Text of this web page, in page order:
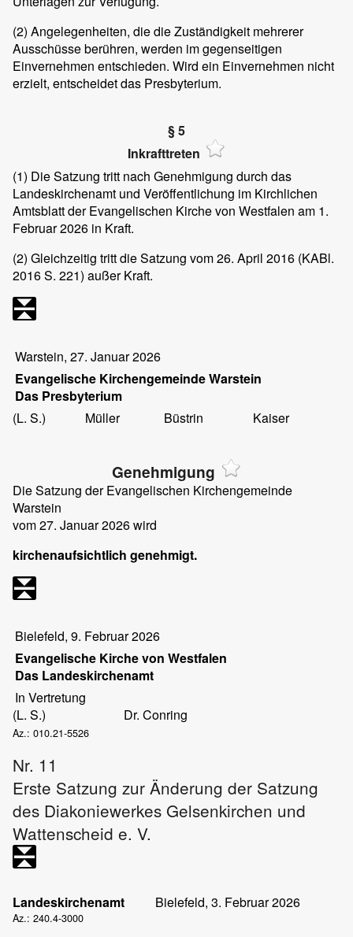
(2) Angelegenheiten, die die Zuständigkeit mehrerer
Ausschüsse berühren, werden im gegenseitigen
Einvernehmen entschieden. Wird ein Einvernehmen nicht
erzielt, entscheidet das Presbyterium.
§ 5
Inkrafttreten
(1) Die Satzung tritt nach Genehmigung durch das
Landeskirchenamt und Veröffentlichung im Kirchlichen
Amtsblatt der Evangelischen Kirche von Westfalen am 1.
Februar 2026 in Kraft.
(2) Gleichzeitig tritt die Satzung vom 26. April 2016 (KABl.
2016 S. 221) außer Kraft.
Warstein, 27. Januar 2026
Evangelische Kirchengemeinde Warstein
Das Presbyterium
(L. S.)
Müller Büstrin Kaiser
Genehmigung
Die Satzung der Evangelischen Kirchengemeinde
Warstein
vom 27. Januar 2026 wird
kirchenaufsichtlich genehmigt.
Bielefeld, 9. Februar 2026
Evangelische Kirche von Westfalen
Das Landeskirchenamt
In Vertretung
(L. S.)
Dr. Conring
Az.: 010.21-5526
Nr. 11
Erste Satzung zur Änderung der Satzung
des Diakoniewerkes Gelsenkirchen und
Wattenscheid e. V.
Landeskirchenamt Bielefeld, 3. Februar 2026
Az.: 240.4-3000